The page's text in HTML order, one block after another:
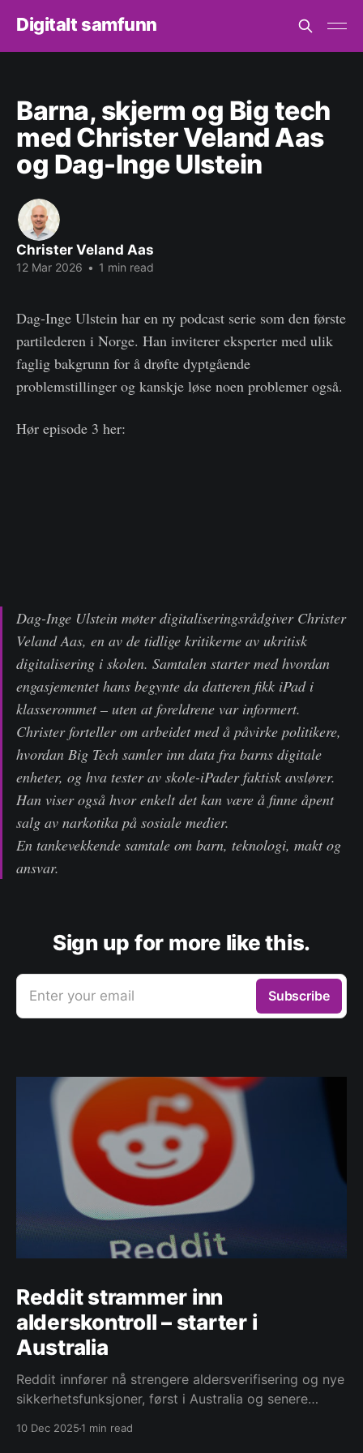
Digitalt samfunn
Barna, skjerm og Big tech
med Christer Veland Aas
og Dag-Inge Ulstein
Christer Veland Aas
12 Mar 2026 • 1 min read
Dag-Inge Ulstein har en ny podcast serie som den første
partilederen i Norge. Han inviterer eksperter med ulik
faglig bakgrunn for å drøfte dyptgående
problemstillinger og kanskje løse noen problemer også.
Hør episode 3 her:
Dag-Inge Ulstein møter digitaliseringsrådgiver Christer
Veland Aas, en av de tidlige kritikerne av ukritisk
digitalisering i skolen. Samtalen starter med hvordan
engasjementet hans begynte da datteren fikk iPad i
klasserommet – uten at foreldrene var informert.
Christer forteller om arbeidet med å påvirke politikere,
hvordan Big Tech samler inn data fra barns digitale
enheter, og hva tester av skole-iPader faktisk avslører.
Han viser også hvor enkelt det kan være å finne åpent
salg av narkotika på sosiale medier.
En tankevekkende samtale om barn, teknologi, makt og
ansvar.
Sign up for more like this.
Enter your email Subscribe
Reddit strammer inn
alderskontroll – starter i
Australia
Reddit innfører nå strengere aldersverifisering og nye
sikkerhetsfunksjoner, først i Australia og senere
10 Dec 20251 min read